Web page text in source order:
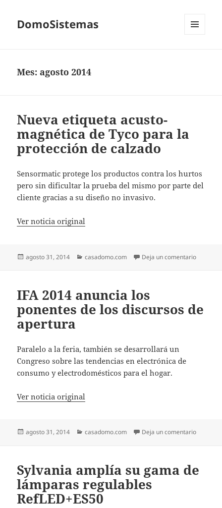
DomoSistemas
Mes: agosto 2014
Nueva etiqueta acusto-
magnética de Tyco para la
protección de calzado
Sensormatic protege los productos contra los hurtos
pero sin dificultar la prueba del mismo por parte del
cliente gracias a su diseño no invasivo.
Ver noticia original
Publicado
agosto 31, 2014 Categorías
casadomo.com Deja un comentarioen
IFA 2014 anuncia los
ponentes de los discursos de
apertura
Paralelo a la feria, también se desarrollará un
Congreso sobre las tendencias en electrónica de
consumo y electrodomésticos para el hogar.
Ver noticia original
Publicado
agosto 31, 2014 Categorías
casadomo.com Deja un comentarioen IFA
Sylvania amplía su gama de
lámparas regulables
RefLED+ES50